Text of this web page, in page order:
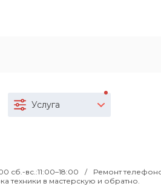
Услуга
сб.-вс.:11:00–18:00
Ремонт
техники в мастерскую и обратно.